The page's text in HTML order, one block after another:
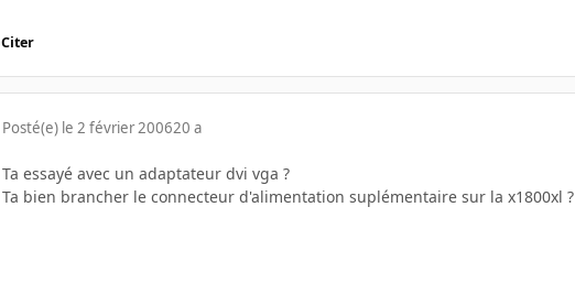
Citer
Posté(e) le 2 février 200620 a
Ta essayé avec un adaptateur dvi vga ?
Ta bien brancher le connecteur d'alimentation suplémentaire sur la x1800xl ?